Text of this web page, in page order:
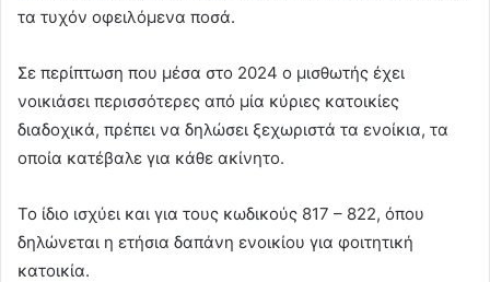
τα τυχόν οφειλόμενα ποσά.
Σε περίπτωση που μέσα στο 2024 ο μισθωτής έχει
νοικιάσει περισσότερες από μία κύριες κατοικίες
διαδοχικά, πρέπει να δηλώσει ξεχωριστά τα ενοίκια, τα
οποία κατέβαλε για κάθε ακίνητο.
Το ίδιο ισχύει και για τους κωδικούς 817 – 822, όπου
δηλώνεται η ετήσια δαπάνη ενοικίου για φοιτητική
κατοικία.